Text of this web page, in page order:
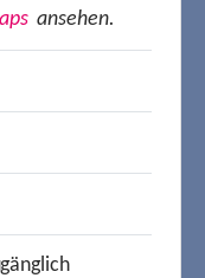
ansehen.